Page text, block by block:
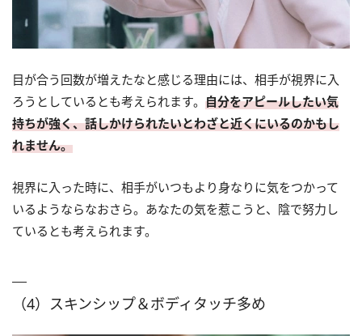
目が合う回数が増えたなと感じる理由には、相手が視界に入
ろうとしているとも考えられます。 自分をアピールしたい気
持ちが強く、話しかけられたいとわざと近くにいるのかもし
れません。
視界に入った時に、相手がいつもより身なりに気をつかって
いるようならなおさら。あなたの気を惹こうと、陰で努力し
ているとも考えられます。
（4）スキンシップ＆ボディタッチ多め